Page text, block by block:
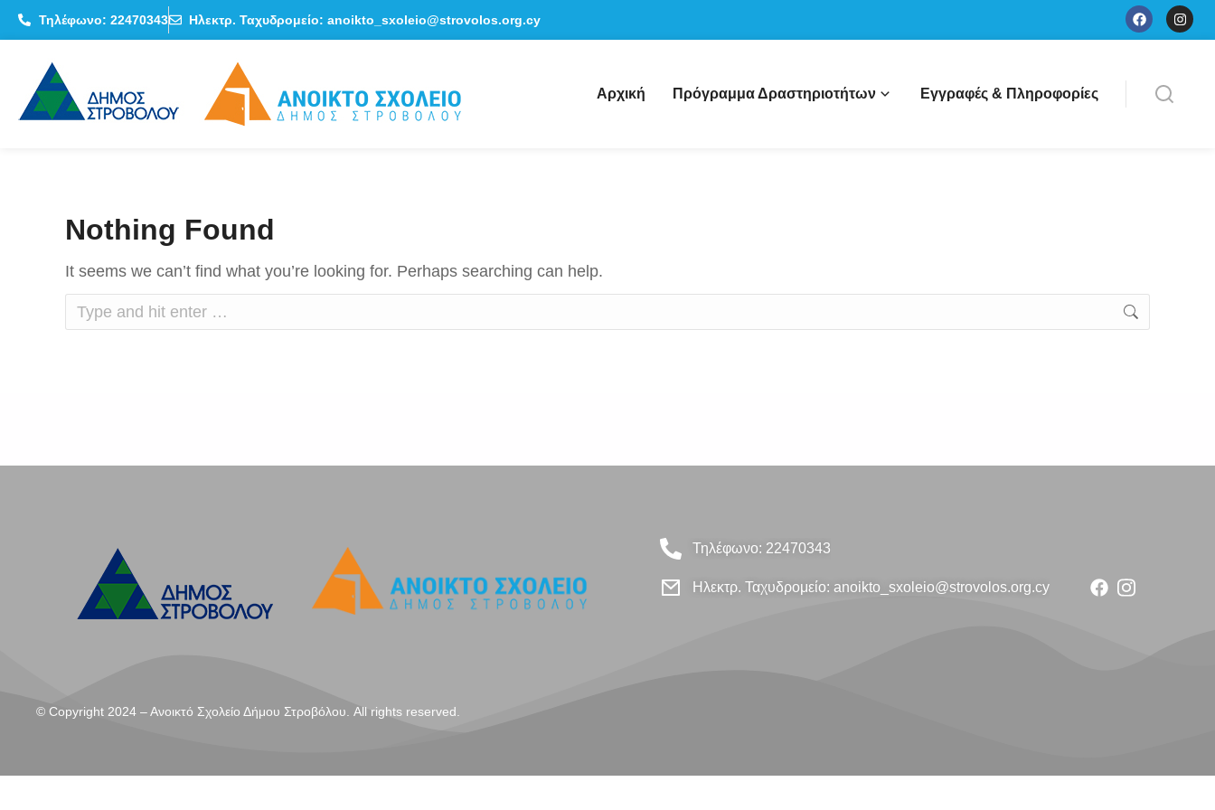
Τηλέφωνο: 22470343 Ηλεκτρ. Ταχυδρομείο: anoikto_sxoleio@strovolos.org.cy
Αρχική Πρόγραμμα Δραστηριοτήτων Εγγραφές & Πληροφορίες
Nothing Found
It seems we can’t find what you’re looking for. Perhaps searching can help.
Τηλέφωνο: 22470343
Ηλεκτρ. Ταχυδρομείο: anoikto_sxoleio@strovolos.org.cy
© Copyright 2024 – Aνοικτό Σχολείο Δήμου Στροβόλου. All rights reserved.